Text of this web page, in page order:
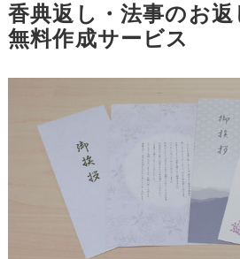
香典返し・法事のお
無料作成サービス